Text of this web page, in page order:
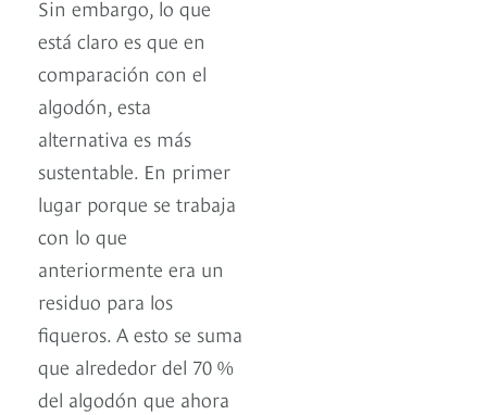
Sin embargo, lo que
está claro es que en
comparación con el
algodón, esta
alternativa es más
sustentable. En primer
lugar porque se trabaja
con lo que
anteriormente era un
residuo para los
fiqueros. A esto se suma
que alrededor del 70 %
del algodón que ahora